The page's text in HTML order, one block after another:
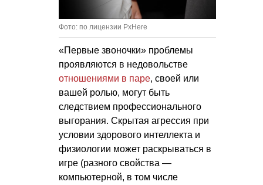
Фото: по лицензии PxHere
«Первые звоночки» проблемы
проявляются в недовольстве
отношениями в паре, своей или
вашей ролью, могут быть
следствием профессионального
выгорания. Скрытая агрессия при
условии здорового интеллекта и
физиологии может раскрываться в
игре (разного свойства —
компьютерной, в том числе